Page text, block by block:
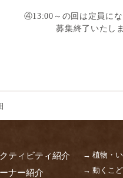
④13:00～の回は定員にな
募集終了いたし
ティビティ紹介
ナー紹介
→ 植物・
→ 動くこ